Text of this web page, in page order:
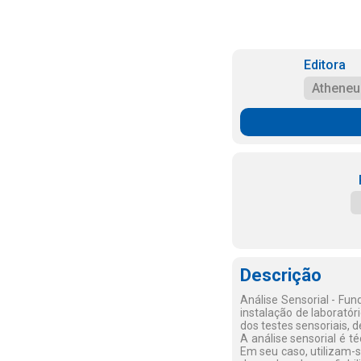
Editora
Atheneu
Descrição
Análise Sensorial -
instalação de
dos testes sensoriais,
A análise sensorial é
Em seu caso,